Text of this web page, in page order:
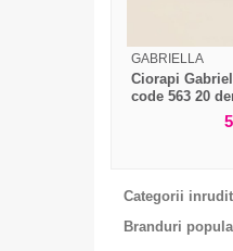
GABRIELLA
Ciorapi
code 563 20
Categorii
Branduri